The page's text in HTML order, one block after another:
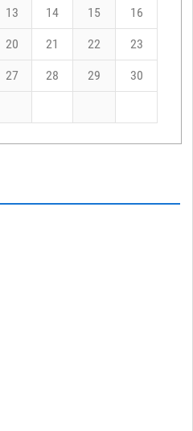
13 14 15 16
20 21 22 23
27 28 29 30